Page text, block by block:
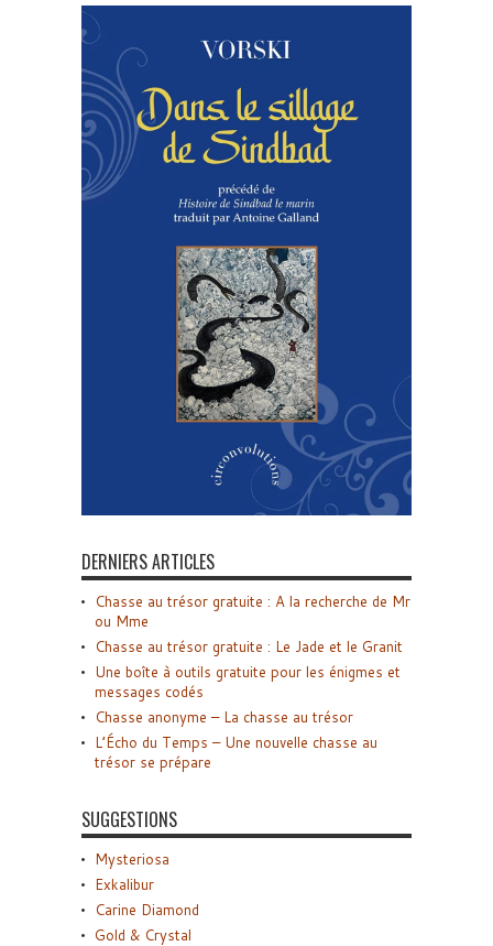
DERNIERS ARTICLES
Chasse au trésor gratuite : A la recherche de Mr
ou Mme
Chasse au trésor gratuite : Le Jade et le Granit
Une boîte à outils gratuite pour les énigmes et
messages codés
Chasse anonyme – La chasse au trésor
L’Écho du Temps – Une nouvelle chasse au
trésor se prépare
SUGGESTIONS
Mysteriosa
Exkalibur
Carine Diamond
Gold & Crystal